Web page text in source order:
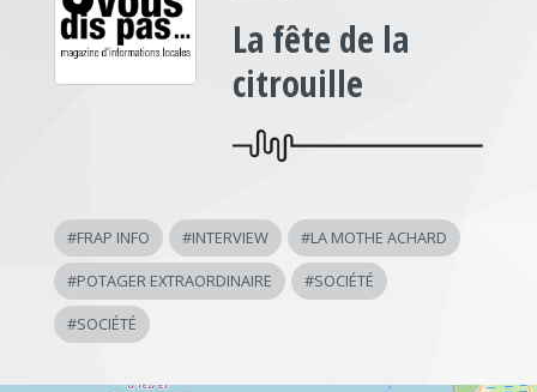
La fête de la
citrouille
#FRAP INFO #INTERVIEW #LA MOTHE ACHARD
#POTAGER EXTRAORDINAIRE #SOCIÉTÉ
#SOCIÉTÉ